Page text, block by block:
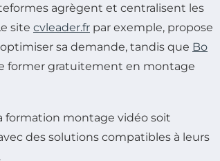
agrègent et centralisent les
site cvleader.fr par exemple, propose
sa demande, tandis que Bo
former gratuitement en montage
formation montage vidéo soit
des solutions compatibles à leurs